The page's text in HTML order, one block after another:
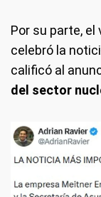
Por su parte,
celebró la
calificó al
del sector